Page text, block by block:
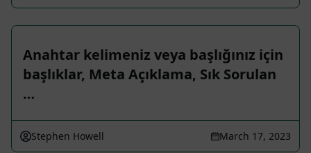
Anahtar kelimeniz veya başlığınız için
başlıklar, Meta Açıklama, Sık Sorulan
…
Stephen Howell March 17, 2023